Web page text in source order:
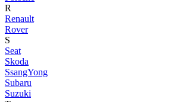
R
Renault
Rover
S
Seat
Skoda
SsangYong
Subaru
Suzuki